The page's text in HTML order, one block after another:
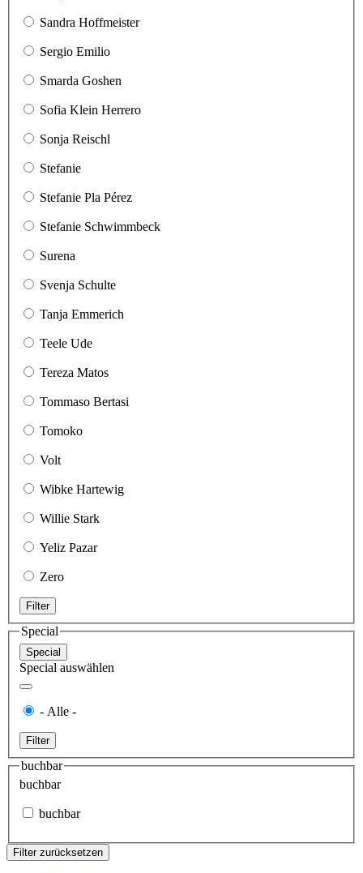
Sandra Hoffmeister
Sergio Emilio
Smarda Goshen
Sofia Klein Herrero
Sonja Reischl
Stefanie
Stefanie Pla Pérez
Stefanie Schwimmbeck
Surena
Svenja Schulte
Tanja Emmerich
Teele Ude
Tereza Matos
Tommaso Bertasi
Tomoko
Volt
Wibke Hartewig
Willie Stark
Yeliz Pazar
Zero
Filter
Special
Special
Special auswählen
- Alle -
Filter
buchbar
buchbar
buchbar
Filter zurücksetzen